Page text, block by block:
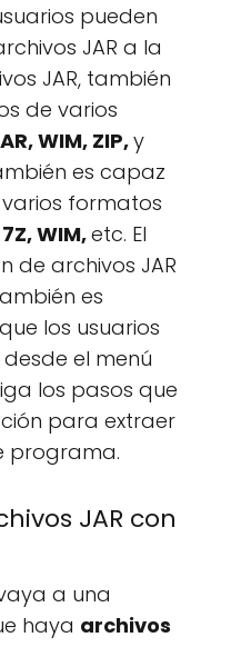
pueden
JAR a la
JAR, también
de varios
WIM, ZIP,y
es capaz
formatos
WIM,etc. El
de archivos JAR
es
los usuarios
el menú
los pasos que
para extraer
programa.
JAR con
a una
haya archivos